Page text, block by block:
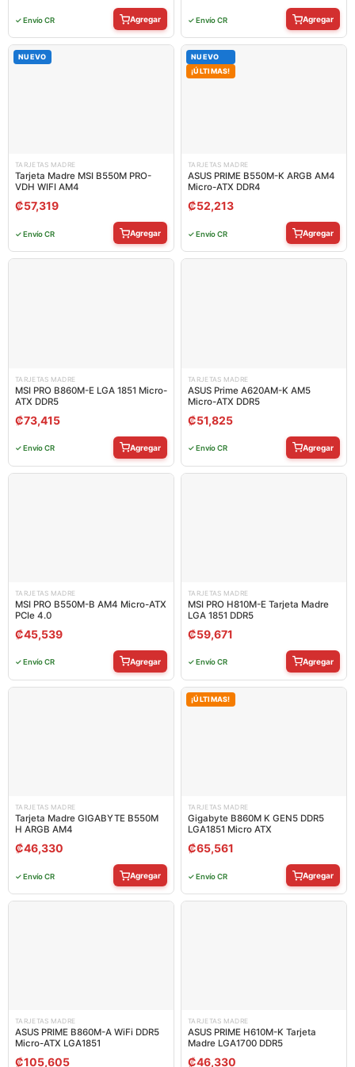
✓ Envío CR Agregar ✓ Envío CR Agregar
NUEVO
TARJETAS MADRE
Tarjeta Madre MSI B550M PRO-
VDH WIFI AM4
₡57,319
✓ Envío CR Agregar
NUEVO
¡ÚLTIMAS!
TARJETAS MADRE
ASUS PRIME B550M-K ARGB AM4
Micro-ATX DDR4
₡52,213
✓ Envío CR Agregar
TARJETAS MADRE
MSI PRO B860M-E LGA 1851 Micro-
ATX DDR5
₡73,415
✓ Envío CR Agregar
TARJETAS MADRE
ASUS Prime A620AM-K AM5
Micro-ATX DDR5
₡51,825
✓ Envío CR Agregar
TARJETAS MADRE
MSI PRO B550M-B AM4 Micro-ATX
PCIe 4.0
₡45,539
✓ Envío CR Agregar
TARJETAS MADRE
MSI PRO H810M-E Tarjeta Madre
LGA 1851 DDR5
₡59,671
✓ Envío CR Agregar
TARJETAS MADRE
Tarjeta Madre GIGABYTE B550M
H ARGB AM4
₡46,330
✓ Envío CR Agregar
¡ÚLTIMAS!
TARJETAS MADRE
Gigabyte B860M K GEN5 DDR5
LGA1851 Micro ATX
₡65,561
✓ Envío CR Agregar
TARJETAS MADRE
ASUS PRIME B860M-A WiFi DDR5
Micro-ATX LGA1851
₡105,605
TARJETAS MADRE
ASUS PRIME H610M-K Tarjeta
Madre LGA1700 DDR5
₡46,330